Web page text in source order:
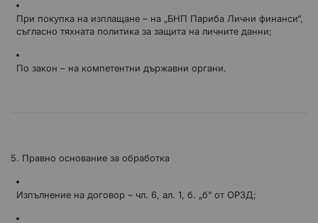
При покупка на изплащане – на „БНП Париба Лични финанси“,
съгласно тяхната политика за защита на личните данни;
По закон – на компетентни държавни органи.
5. Правно основание за обработка
Изпълнение на договор – чл. 6, ал. 1, б. „б“ от ОРЗД;